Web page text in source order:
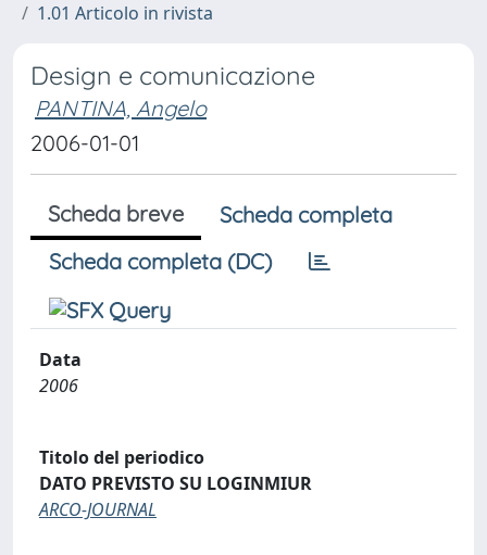
1.01 Articolo in rivista
Design e comunicazione
PANTINA, Angelo
2006-01-01
Scheda breve
Scheda completa
Scheda completa (DC)
Data
2006
Titolo del periodico
DATO PREVISTO SU LOGINMIUR
ARCO-JOURNAL